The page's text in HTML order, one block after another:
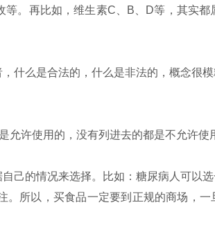
。再比如，维生素C、B、D等，其实
什么是合法的，什么是非法的，概念很
许使用的，没有列进去的都是不允许使
的情况来选择。比如：糖尿病人可以
所以，买食品一定要到正规的商场，